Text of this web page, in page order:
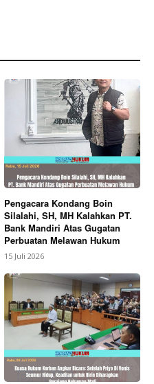
Pengacara Kondang Boin
Silalahi, SH, MH Kalahkan PT.
Bank Mandiri Atas Gugatan
Perbuatan Melawan Hukum
15 Juli 2026